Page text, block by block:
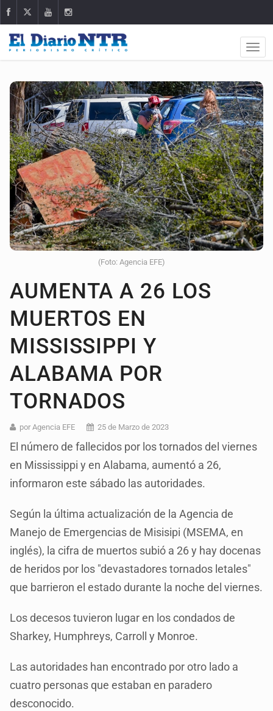
(Foto: Agencia EFE)
AUMENTA A 26 LOS
MUERTOS EN
MISSISSIPPI Y
ALABAMA POR
TORNADOS
por Agencia EFE 25 de Marzo de 2023
El número de fallecidos por los tornados del viernes
en Mississippi y en Alabama, aumentó a 26,
informaron este sábado las autoridades.
Según la última actualización de la Agencia de
Manejo de Emergencias de Misisipi (MSEMA, en
inglés), la cifra de muertos subió a 26 y hay docenas
de heridos por los "devastadores tornados letales"
que barrieron el estado durante la noche del viernes.
Los decesos tuvieron lugar en los condados de
Sharkey, Humphreys, Carroll y Monroe.
Las autoridades han encontrado por otro lado a
cuatro personas que estaban en paradero
desconocido.